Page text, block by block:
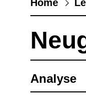
Home
Ana­lyse